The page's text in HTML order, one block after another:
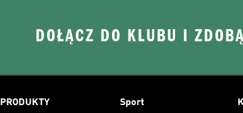
DOŁĄCZ DO KLUBU I
PRODUKTY Sport